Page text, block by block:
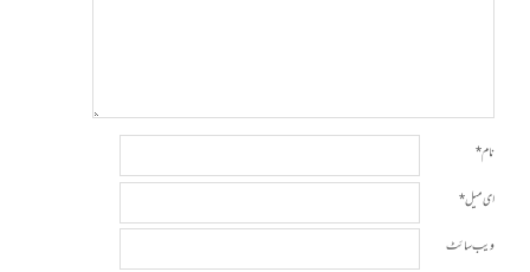
نام*
ای میل*
ویب‌ سائٹ